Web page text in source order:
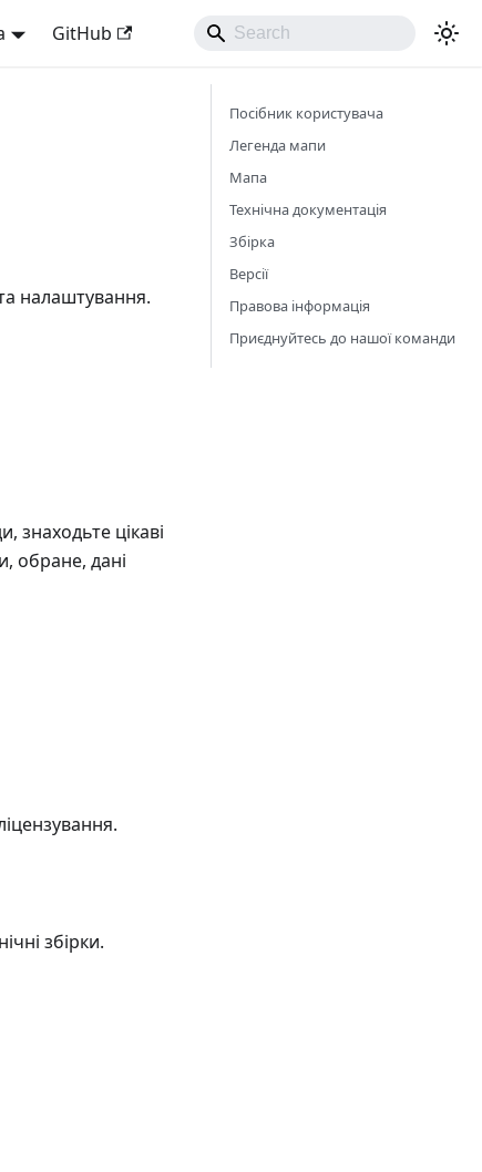
GitHub
налаштування.
знаходьте цікаві
обране, дані
збірки.
Посібник користувача
Легенда мапи
Мапа
Технічна документація
Збірка
Версії
Правова інформація
Приєднуйтесь до нашої команди